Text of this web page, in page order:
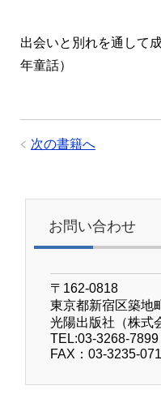
出会いと別れを通して
年童話）
次の書籍へ
お問い合わせ
〒162-0818
東京都新宿区築地
光陽出版社（株式
TEL:03-3268-7899
FAX：03-3235-